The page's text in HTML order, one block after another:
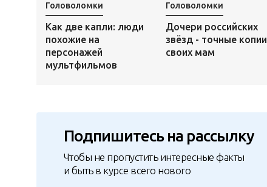
Головоломки
Как две капли: люди
похожие на
персонажей
мультфильмов
Головоломки
Дочери российских
звёзд - точные копии
своих мам
Подпишитесь на рассылку
Чтобы не пропустить интересные факты
и быть в курсе всего нового